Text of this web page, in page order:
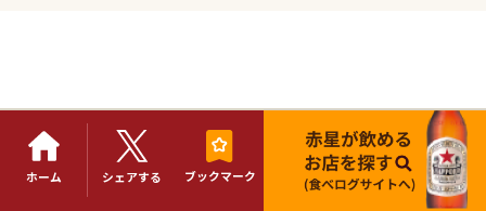
ホーム シェアする ブックマーク
サッポロラガービール
ブランドサイト
クッキーポリシー